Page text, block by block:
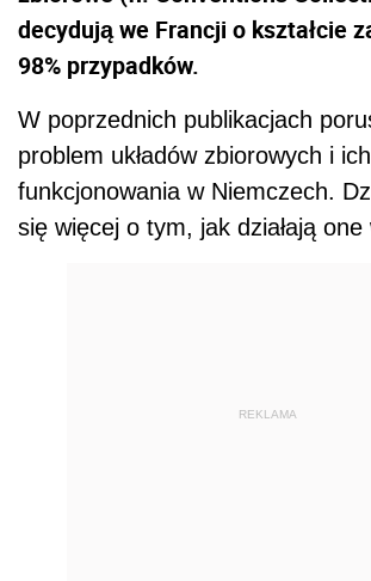
decydują we Francji o kształcie
98% przypadków.
W poprzednich publikacjach
problem układów zbiorowych i ich
funkcjonowania w Niemczech.
się więcej o tym, jak działają one
REKLAMA